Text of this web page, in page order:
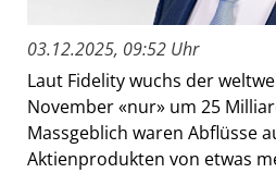
03.12.2025, 09:52 Uhr
Laut Fidelity wuchs der
November «nur» um 25
Massgeblich waren Abflüsse
Aktienprodukten von etwas